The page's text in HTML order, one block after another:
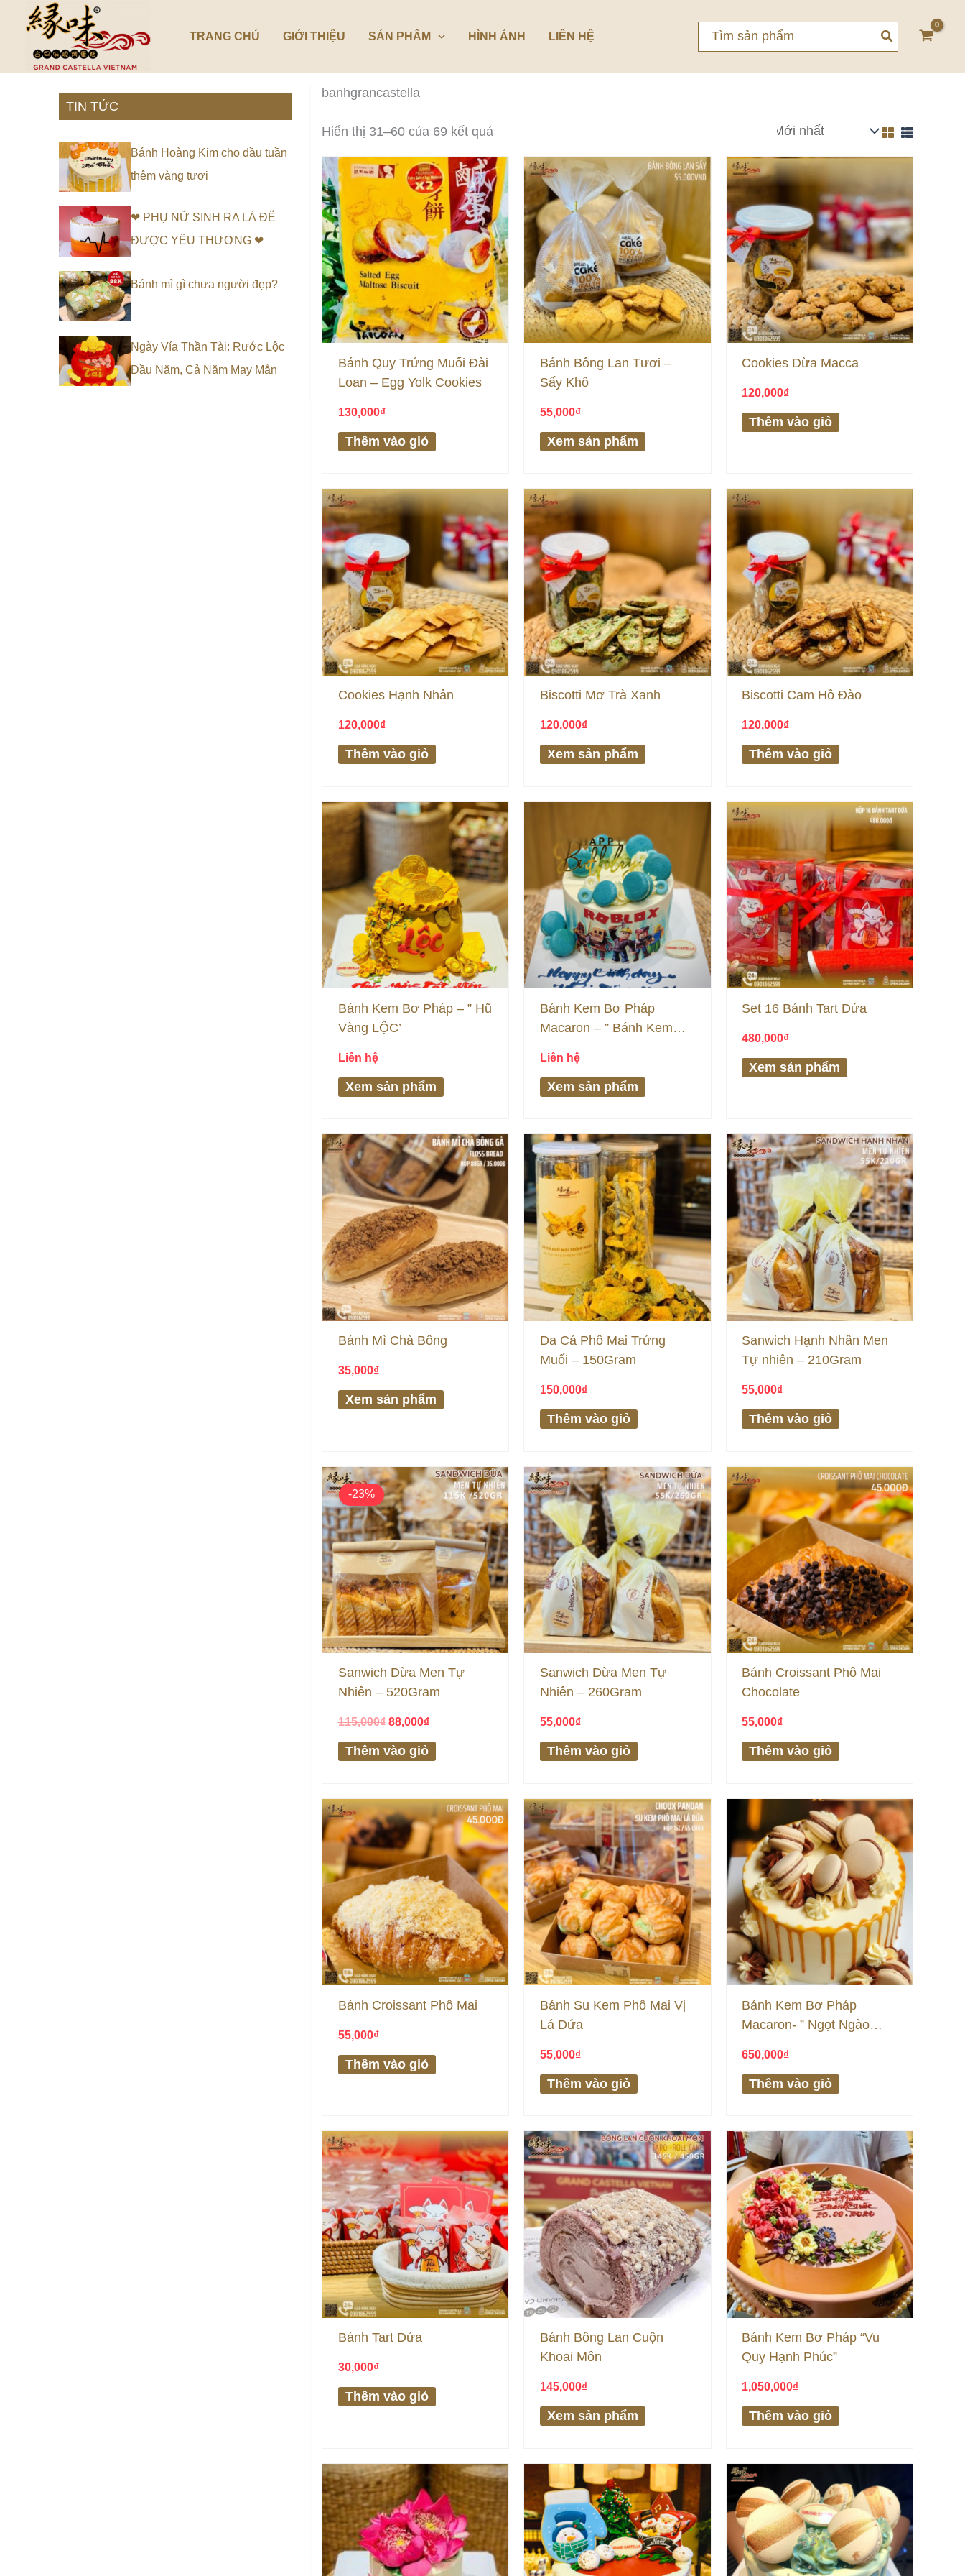
TRANG CHỦ GIỚI THIỆU SẢN PHẨM HÌNH ẢNH LIÊN HỆ
Search
for:
TIN TỨC
Bánh Hoàng Kim cho đầu tuần
thêm vàng tươi
❤ PHỤ NỮ SINH RA LÀ ĐỂ
ĐƯỢC YÊU THƯƠNG ❤
Bánh mì gì chưa người đẹp?
Ngày Vía Thần Tài: Rước Lộc
Đầu Năm, Cả Năm May Mắn
banhgrancastella
Hiển thị 31–60 của 69 kết quả
xếp
theo
nhất
Bánh Quy Trứng Muối Đài
Loan – Egg Yolk Cookies
130,000₫
Thêm vào giỏ
Bánh Bông Lan Tươi –
Sấy Khô
55,000₫
Xem sản phẩm
Cookies Dừa Macca
120,000₫
Thêm vào giỏ
Cookies Hạnh Nhân
120,000₫
Thêm vào giỏ
Biscotti Mơ Trà Xanh
120,000₫
Xem sản phẩm
Biscotti Cam Hồ Đào
120,000₫
Thêm vào giỏ
Bánh Kem Bơ Pháp – ” Hũ
Vàng LỘC’
Liên hệ
Xem sản phẩm
Bánh Kem Bơ Pháp
Macaron – ” Bánh Kem
Liên hệ
Xem sản phẩm
Set 16 Bánh Tart Dứa
480,000₫
Xem sản phẩm
Bánh Mì Chà Bông
35,000₫
Xem sản phẩm
Da Cá Phô Mai Trứng
Muối – 150Gram
150,000₫
Thêm vào giỏ
Sanwich Hạnh Nhân Men
Tự nhiên – 210Gram
55,000₫
Thêm vào giỏ
-23%
Sanwich Dừa Men Tự
Nhiên – 520Gram
115,000₫
Giá
gốc
là:
115,000₫.
88,000₫
Giá
hiện
tại
là:
88,000₫.
Thêm vào giỏ
Sanwich Dừa Men Tự
Nhiên – 260Gram
55,000₫
Thêm vào giỏ
Bánh Croissant Phô Mai
Chocolate
55,000₫
Thêm vào giỏ
Bánh Croissant Phô Mai
55,000₫
Thêm vào giỏ
Bánh Su Kem Phô Mai Vị
Lá Dứa
55,000₫
Thêm vào giỏ
Bánh Kem Bơ Pháp
Macaron- ” Ngọt Ngào
650,000₫
Thêm vào giỏ
Bánh Tart Dứa
30,000₫
Thêm vào giỏ
Bánh Bông Lan Cuộn
Khoai Môn
145,000₫
Xem sản phẩm
Bánh Kem Bơ Pháp “Vu
Quy Hạnh Phúc”
1,050,000₫
Thêm vào giỏ